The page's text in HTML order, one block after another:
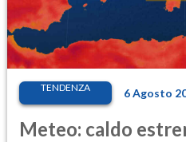
TENDENZA 6 Agosto
Meteo: caldo